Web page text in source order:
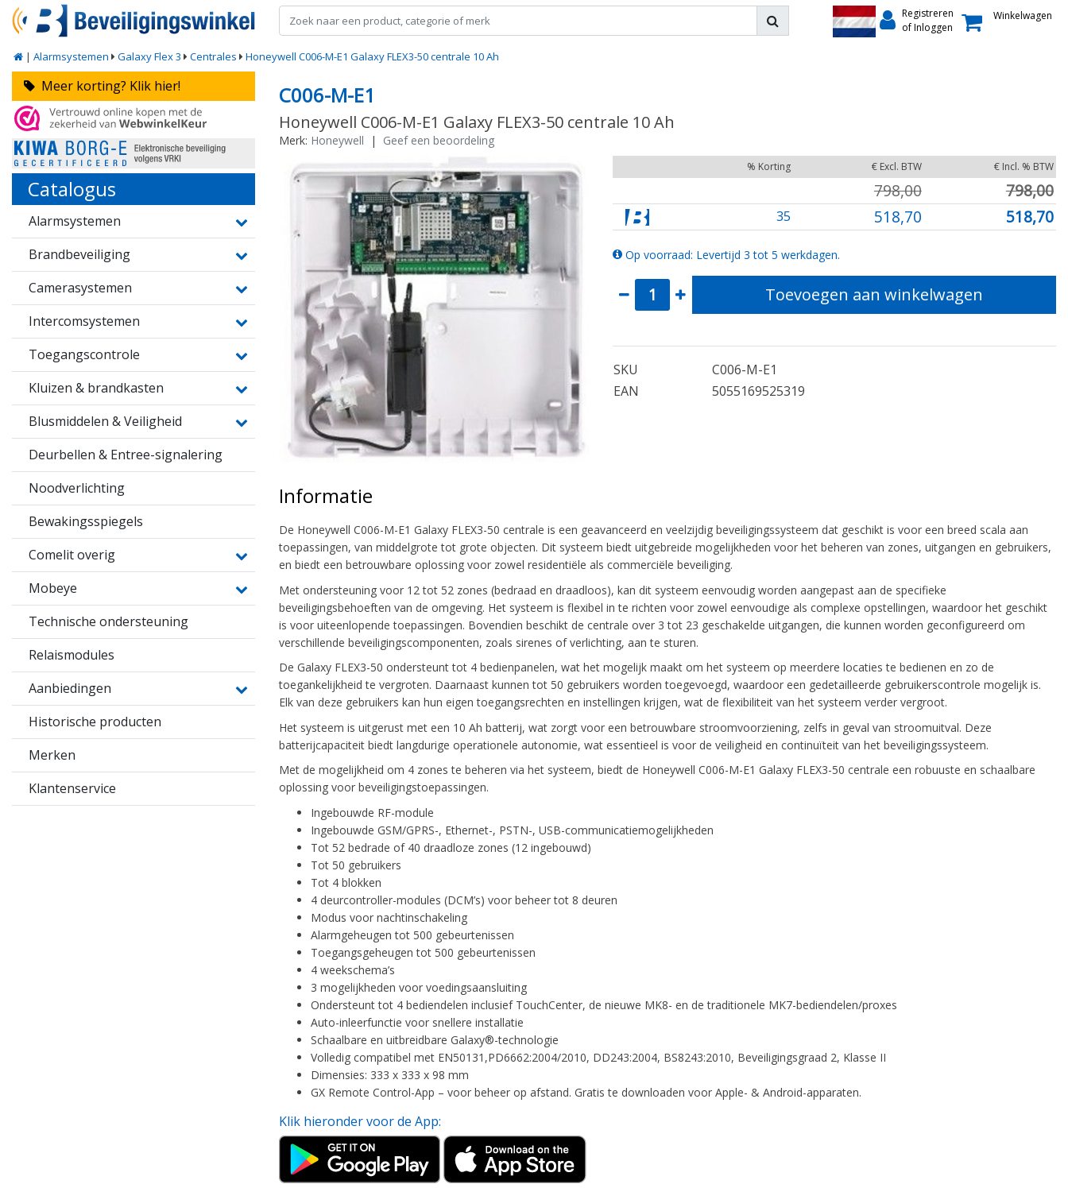
Registreren
of Inloggen
Winkelwagen
| Alarmsystemen Galaxy Flex 3 Centrales Honeywell C006-M-E1 Galaxy FLEX3-50 centrale 10 Ah
Meer korting? Klik hier!
Catalogus
Alarmsystemen
Brandbeveiliging
Camerasystemen
Intercomsystemen
Toegangscontrole
Kluizen & brandkasten
Blusmiddelen & Veiligheid
Deurbellen & Entree-signalering
Noodverlichting
Bewakingsspiegels
Comelit overig
Mobeye
Technische ondersteuning
Relaismodules
Aanbiedingen
Historische producten
Merken
Klantenservice
C006-M-E1
Honeywell C006-M-E1 Galaxy FLEX3-50 centrale 10 Ah
Merk: Honeywell | Geef een beoordeling
% Korting € Excl. BTW € Incl. % BTW
798,00 798,00
35 518,70 518,70
Op voorraad: Levertijd 3 tot 5 werkdagen.
Toevoegen aan winkelwagen
SKU
C006-M-E1
EAN
5055169525319
Informatie
De Honeywell C006-M-E1 Galaxy FLEX3-50 centrale is een geavanceerd en veelzijdig beveiligingssysteem dat geschikt is voor een breed scala aan
toepassingen, van middelgrote tot grote objecten. Dit systeem biedt uitgebreide mogelijkheden voor het beheren van zones, uitgangen en gebruikers,
en biedt een betrouwbare oplossing voor zowel residentiële als commerciële beveiliging.
Met ondersteuning voor 12 tot 52 zones (bedraad en draadloos), kan dit systeem eenvoudig worden aangepast aan de specifieke
beveiligingsbehoeften van de omgeving. Het systeem is flexibel in te richten voor zowel eenvoudige als complexe opstellingen, waardoor het geschikt
is voor uiteenlopende toepassingen. Bovendien beschikt de centrale over 3 tot 23 geschakelde uitgangen, die kunnen worden geconfigureerd om
verschillende beveiligingscomponenten, zoals sirenes of verlichting, aan te sturen.
De Galaxy FLEX3-50 ondersteunt tot 4 bedienpanelen, wat het mogelijk maakt om het systeem op meerdere locaties te bedienen en zo de
toegankelijkheid te vergroten. Daarnaast kunnen tot 50 gebruikers worden toegevoegd, waardoor een gedetailleerde gebruikerscontrole mogelijk is.
Elk van deze gebruikers kan hun eigen toegangsrechten en instellingen krijgen, wat de flexibiliteit van het systeem verder vergroot.
Het systeem is uitgerust met een 10 Ah batterij, wat zorgt voor een betrouwbare stroomvoorziening, zelfs in geval van stroomuitval. Deze
batterijcapaciteit biedt langdurige operationele autonomie, wat essentieel is voor de veiligheid en continuïteit van het beveiligingssysteem.
Met de mogelijkheid om 4 zones te beheren via het systeem, biedt de Honeywell C006-M-E1 Galaxy FLEX3-50 centrale een robuuste en schaalbare
oplossing voor beveiligingstoepassingen.
Ingebouwde RF-module
Ingebouwde GSM/GPRS-, Ethernet-, PSTN-, USB-communicatiemogelijkheden
Tot 52 bedrade of 40 draadloze zones (12 ingebouwd)
Tot 50 gebruikers
Tot 4 blokken
4 deurcontroller-modules (DCM’s) voor beheer tot 8 deuren
Modus voor nachtinschakeling
Alarmgeheugen tot 500 gebeurtenissen
Toegangsgeheugen tot 500 gebeurtenissen
4 weekschema’s
3 mogelijkheden voor voedingsaansluiting
Ondersteunt tot 4 bediendelen inclusief TouchCenter, de nieuwe MK8- en de traditionele MK7-bediendelen/proxes
Auto-inleerfunctie voor snellere installatie
Schaalbare en uitbreidbare Galaxy®-technologie
Volledig compatibel met EN50131,PD6662:2004/2010, DD243:2004, BS8243:2010, Beveiligingsgraad 2, Klasse II
Dimensies: 333 x 333 x 98 mm
GX Remote Control-App – voor beheer op afstand. Gratis te downloaden voor Apple- & Android-apparaten.
Klik hieronder voor de App: